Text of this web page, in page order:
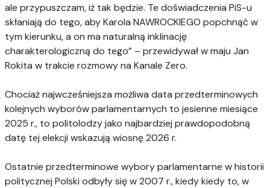
ale przypuszczam, iż tak będzie. Te doświadczenia PiS-u
skłaniają do tego, aby Karola NAWROCKIEGO popchnąć w
tym kierunku, a on ma naturalną inklinację
charakterologiczną do tego” – przewidywał w maju Jan
Rokita w trakcie rozmowy na Kanale Zero.
Chociaż najwcześniejsza możliwa data przedterminowych
kolejnych wyborów parlamentarnych to jesienne miesiące
2025 r., to politolodzy jako najbardziej prawdopodobną
datę tej elekcji wskazują wiosnę 2026 r.
Ostatnie przedterminowe wybory parlamentarne w historii
politycznej Polski odbyły się w 2007 r., kiedy kiedy to, w